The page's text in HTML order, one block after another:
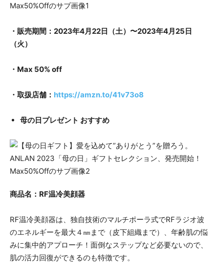
・販売期間：2023年4月22日（土）〜2023年4月25日
（火）
・Max 50% off
・取扱店舗： https://amzn.to/41v73o8
母の日プレゼント おすすめ
商品名：RF温冷美顔器
RF温冷美顔器は、独自技術のマルチポーラ式でRFラジオ波
のエネルギーを最大４㎜まで（皮下組織まで）、年齢肌の悩
みに集中的アプローチ！面倒なステップなど必要ないので、
肌の活力回復ができるのも特徴です。